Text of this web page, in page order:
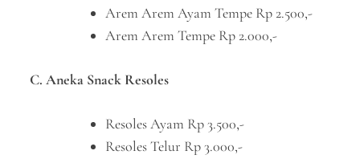
Arem Arem Ayam Tempe Rp 2.500,-
Arem Arem Tempe Rp 2.000,-
C. Aneka Snack Resoles
Resoles Ayam Rp 3.500,-
Resoles Telur Rp 3.000,-